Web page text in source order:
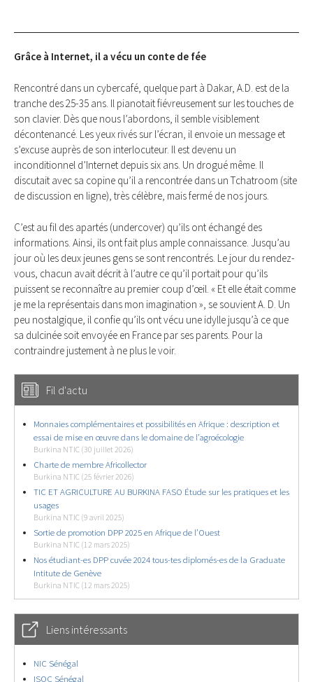
Grâce à Internet, il a vécu un conte de fée
Rencontré dans un cybercafé, quelque part à Dakar, A.D. est de la
tranche des 25-35 ans. Il pianotait fiévreusement sur les touches de
son clavier. Dès que nous l’abordons, il semble visiblement
décontenancé. Les yeux rivés sur l’écran, il envoie un message et
s’excuse auprès de son interlocuteur. Il est devenu un
inconditionnel d’Internet depuis six ans. Un drogué même. Il
discutait avec sa copine qu’il a rencontrée dans un Tchatroom (site
de discussion en ligne), très célèbre, mais fermé de nos jours.
C’est au fil des apartés (undercover) qu’ils ont échangé des
informations. Ainsi, ils ont fait plus ample connaissance. Jusqu’au
jour où les deux jeunes gens se sont rencontrés. Le jour du rendez-
vous, chacun avait décrit à l’autre ce qu’il portait pour qu’ils
puissent se reconnaître au premier coup d’œil. « Et elle était comme
je me la représentais dans mon imagination », se souvient A. D. Un
peu nostalgique, il confie qu’ils ont vécu une idylle jusqu’à ce que
sa dulcinée soit envoyée en France par ses parents. Pour la
contraindre justement à ne plus le voir.
Fil d'actu
Monnaies complémentaires et possibilités en Afrique : description et
essai de mise en œuvre dans le domaine de l’agroécologie
Burkina NTIC (30 juillet 2026)
Charte de membre Africollector
Burkina NTIC (25 février 2026)
TIC ET AGRICULTURE AU BURKINA FASO Étude sur les pratiques et les
usages
Burkina NTIC (9 avril 2025)
Sortie de promotion DPP 2025 en Afrique de l’Ouest
Burkina NTIC (12 mars 2025)
Nos étudiant-es DPP cuvée 2024 tous-tes diplomés-es de la Graduate
Intitute de Genève
Burkina NTIC (12 mars 2025)
Liens intéressants
NIC Sénégal
ISOC Sénégal